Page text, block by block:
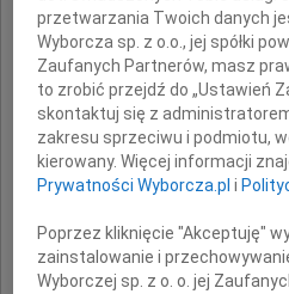
Pracownika
przetwarzania Twoich danych
Wyborcza sp. z o.o., jej spółki
Zaufanych Partnerów, masz
to zrobić przejdź do „Ustawień
skontaktuj się z
zakresu sprzeciwu i podmiotu,
kierowany. Więcej informacji
Prywatności Wyborcza.pl i
Poprzez kliknięcie "Akceptuję"
zainstalowanie i
Wyborczej sp. z o. o. jej